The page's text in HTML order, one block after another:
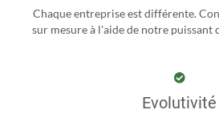
Chaque entreprise est différente.
sur mesure à l'aide de notre puissant
Evolutivité